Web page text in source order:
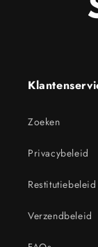
Zoeken
Privacybeleid
Restitutiebeleid
Verzendbeleid